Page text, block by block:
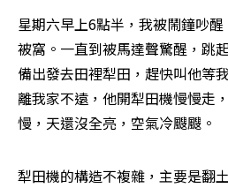
星期六早上6點半，我被鬧鐘吵
被窩。一直到被馬達聲驚醒，跳
備出發去田裡犁田，趕快叫他等
離我家不遠，他開犁田機慢慢走
慢，天還沒全亮，空氣冷颼颼。
犁田機的構造不複雜，主要是翻